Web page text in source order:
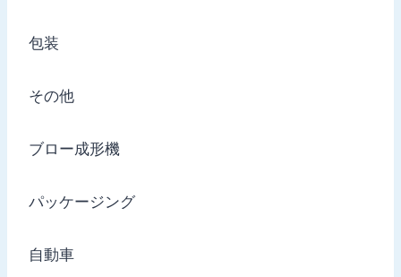
包装
その他
ブロー成形機
パッケージング
自動車